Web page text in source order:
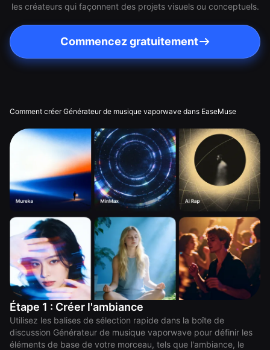
les créateurs qui façonnent des projets visuels ou conceptuels.
Commencez gratuitement
Comment créer Générateur de musique vaporwave dans EaseMuse
Étape 1 : Créer l'ambiance
Utilisez les balises de sélection rapide dans la boîte de
discussion Générateur de musique vaporwave pour définir les
éléments de base de votre morceau, tels que l'ambiance, le